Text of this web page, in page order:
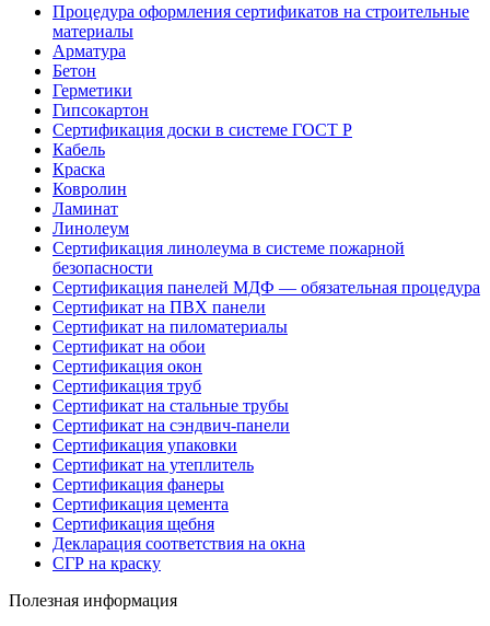
Процедура оформления сертификатов на строительные
материалы
Арматура
Бетон
Герметики
Гипсокартон
Сертификация доски в системе ГОСТ Р
Кабель
Краска
Ковролин
Ламинат
Линолеум
Сертификация линолеума в системе пожарной
безопасности
Сертификация панелей МДФ — обязательная процедура
Сертификат на ПВХ панели
Сертификат на пиломатериалы
Сертификат на обои
Сертификация окон
Сертификация труб
Сертификат на стальные трубы
Сертификат на сэндвич-панели
Сертификация упаковки
Сертификат на утеплитель
Сертификация фанеры
Сертификация цемента
Сертификация щебня
Декларация соответствия на окна
СГР на краску
Полезная информация